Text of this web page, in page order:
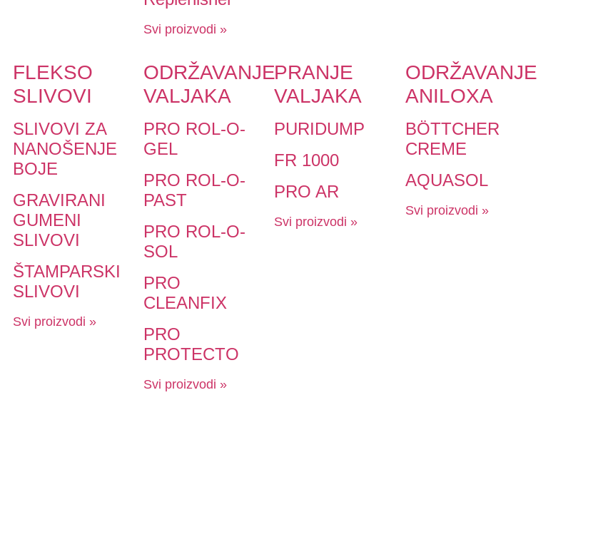
Svi proizvodi »
FLEKSO
SLIVOVI
SLIVOVI ZA
NANOŠENJE
BOJE
GRAVIRANI
GUMENI
SLIVOVI
ŠTAMPARSKI
SLIVOVI
Svi proizvodi »
ODRŽAVANJE
VALJAKA
PRO ROL-O-
GEL
PRO ROL-O-
PAST
PRO ROL-O-
SOL
PRO
CLEANFIX
PRO
PROTECTO
Svi proizvodi »
PRANJE
VALJAKA
PURIDUMP
FR 1000
PRO AR
Svi proizvodi »
ODRŽAVANJE
ANILOXA
BÖTTCHER
CREME
AQUASOL
Svi proizvodi »